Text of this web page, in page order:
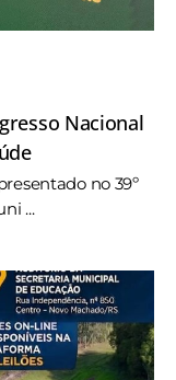
Nacional
no 39º
...